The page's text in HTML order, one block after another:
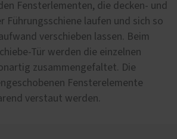
Fensterlementen, die decken- und
Führungsschiene laufen und sich so
verschieben lassen. Beim
Tür werden die einzelnen
zusammengefaltet. Die
Fensterelemente
verstaut werden.